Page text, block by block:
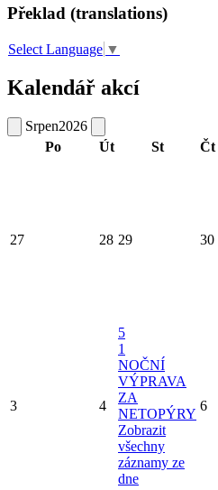
Překlad (translations)
Select Language ▼
Kalendář akcí
Srpen2026
Po
Út St Čt
27 28 29 30
3 4
5
1
NOČNÍ
VÝPRAVA
ZA
NETOPÝRY
Zobrazit
všechny
záznamy ze
dne
6